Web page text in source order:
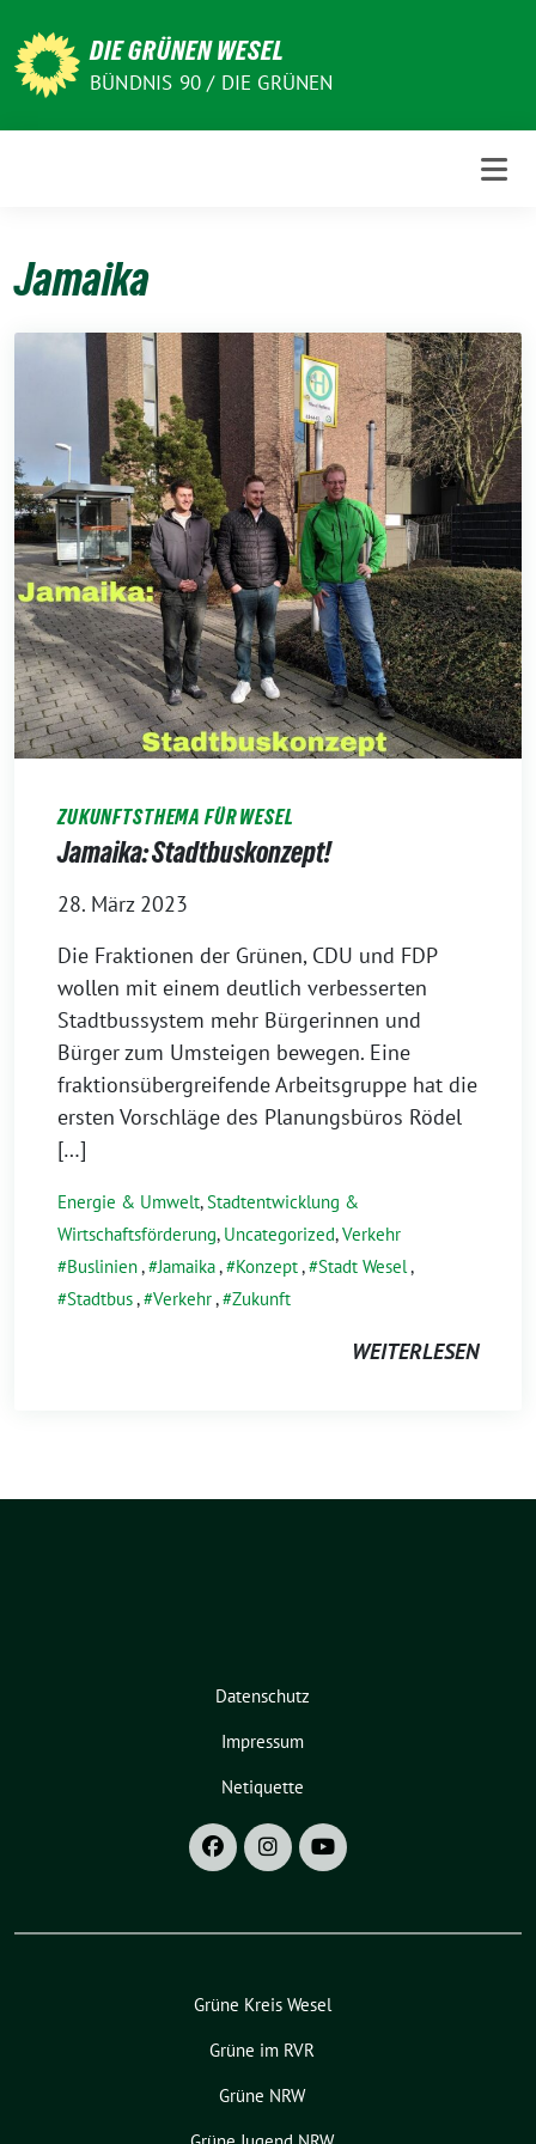
zum
Inhalt
DIE GRÜNEN WESEL
BÜNDNIS 90 / DIE GRÜNEN
Jamaika
ZUKUNFTSTHEMA FÜR WESEL
Jamaika: Stadtbuskonzept!
28. März 2023
Die Fraktionen der Grünen, CDU und FDP
wollen mit einem deutlich verbesserten
Stadtbussystem mehr Bürgerinnen und
Bürger zum Umsteigen bewegen. Eine
fraktionsübergreifende Arbeitsgruppe hat die
ersten Vorschläge des Planungsbüros Rödel
[…]
Energie & Umwelt,Stadtentwicklung &
Wirtschaftsförderung, Uncategorized,Verkehr
Buslinien, Jamaika, Konzept, Stadt Wesel ,
Stadtbus, Verkehr, Zukunft
WEITERLESEN
Datenschutz
Impressum
Netiquette
Grüne Kreis Wesel
Grüne im RVR
Grüne NRW